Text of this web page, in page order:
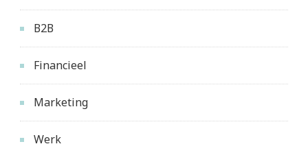
B2B
Financieel
Marketing
Werk